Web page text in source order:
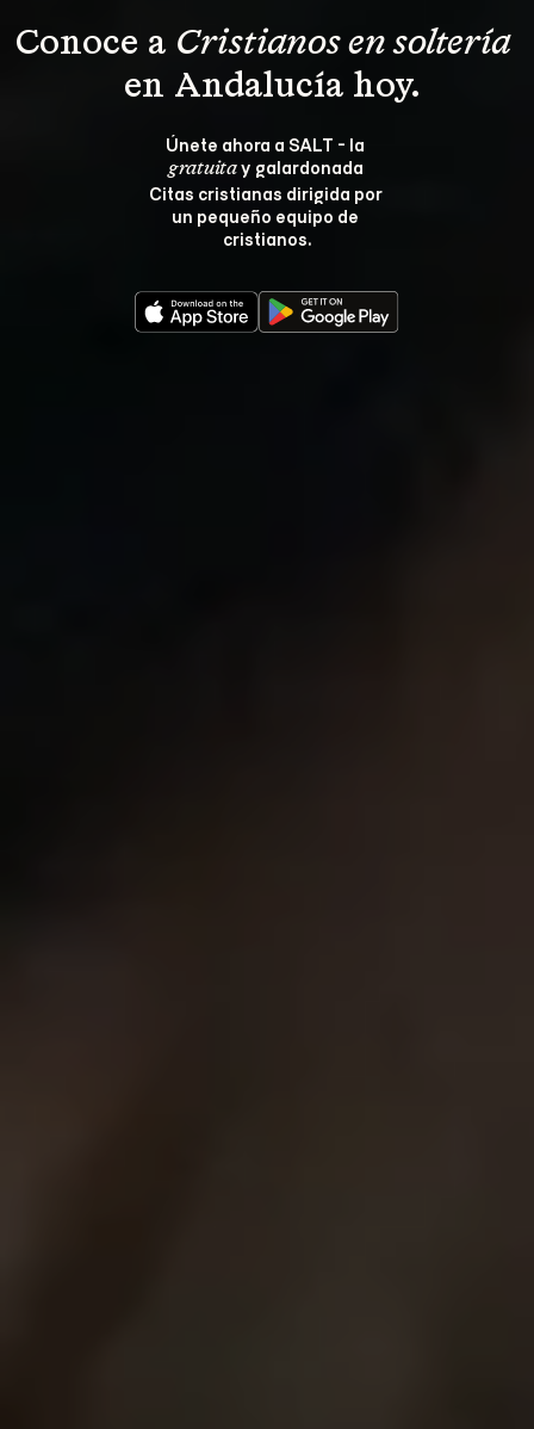
Conoce a Cristianos en soltería
en Andalucía hoy.
Únete ahora a SALT - la
gratuita y galardonada
Citas cristianas dirigida por
un pequeño equipo de
cristianos.